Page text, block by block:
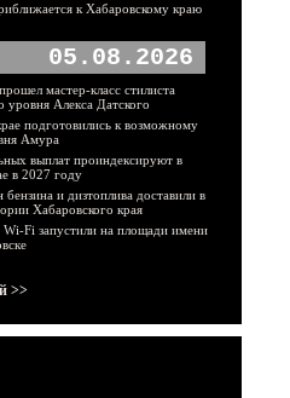
к Хабаровскому краю
05.08.2026
мастер-класс стилиста
Алекса Датского
подготовились к возможному
Амура
выплат проиндексируют в
в 2027 году
и дизтоплива доставили в
Хабаровского края
Wi-Fi запустили на площади имени
>>